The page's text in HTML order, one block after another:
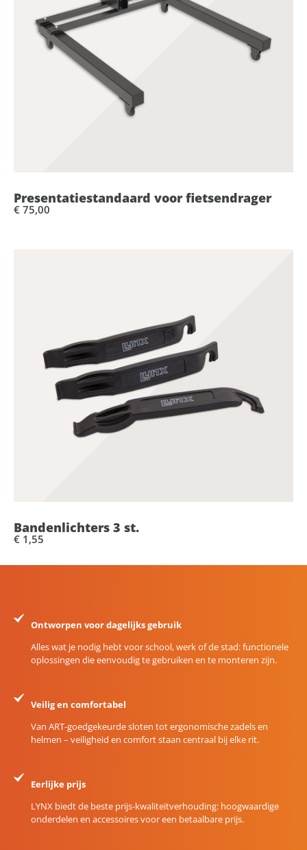
Presentatiestandaard voor fietsendrager
€ 75,00
Bandenlichters 3 st.
€ 1,55
Ontworpen voor dagelijks gebruik
Alles wat je nodig hebt voor school, werk of de stad: functionele
oplossingen die eenvoudig te gebruiken en te monteren zijn.
Veilig en comfortabel
Van ART-goedgekeurde sloten tot ergonomische zadels en
helmen – veiligheid en comfort staan centraal bij elke rit.
Eerlijke prijs
LYNX biedt de beste prijs-kwaliteitverhouding: hoogwaardige
onderdelen en accessoires voor een betaalbare prijs.